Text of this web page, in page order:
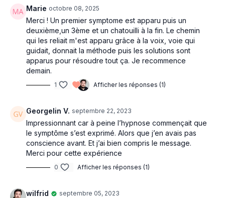
Marie octobre 08, 2025
Merci ! Un premier symptome est apparu puis un
deuxième,un 3ème et un chatouilli à la fin. Le chemin
qui les reliait m'est apparu grâce à la voix, voie qui
guidait, donnait la méthode puis les solutions sont
apparus pour résoudre tout ça. Je recommence
demain.
1 Afficher les réponses (1)
Georgelin V. septembre 22, 2023
Impressionnant car à peine l’hypnose commençait que
le symptôme s’est exprimé. Alors que j’en avais pas
conscience avant. Et j’ai bien compris le message.
Merci pour cette expérience
0 Afficher les réponses (1)
wilfrid septembre 05, 2023